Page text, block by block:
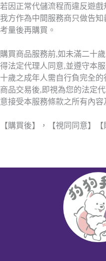
若因正常代儲流程而違反遊戲
我方作為中間服務商只做告
考量後再購買。
購買商品服務前,如未滿二十
得法定代理人同意,並遵守本
十歲之成年人需自行負完全
商品交易後,即視為您的法定
意接受本服務條款之所有內容
【購買後】，【視同同意】